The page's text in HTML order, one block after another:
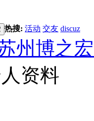
热搜: 活动 交友 discuz
州博之
资料